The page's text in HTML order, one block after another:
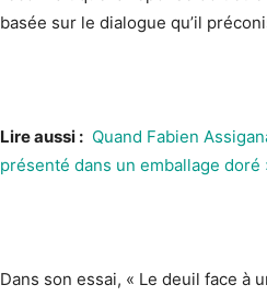
basée sur le dialogue qu’il
Lire aussi : Quand Fabien
présenté dans un emballage doré
Dans son essai, « Le deuil face à